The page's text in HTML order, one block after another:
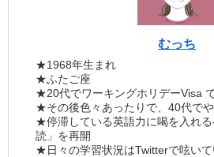
むっち
★1968年生まれ
★ふたご座
★20代でワーキングホリデーVisa
★その後色々あったりで、40代で
★停滞している英語力に喝を入れ
読」を再開
★日々の学習状況はTwitterで呟いて